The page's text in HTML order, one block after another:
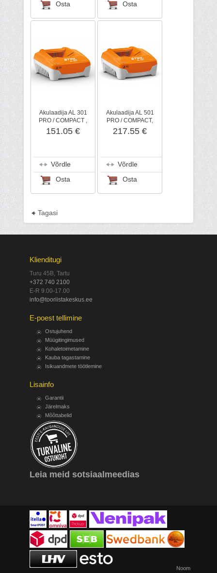
Osta Osta
Akulaadija AL 301
PRO / COMPACT ,
STIHL
151.05 €
Võrdle
Osta
Akulaadija AL 501
PRO / COMPACT,
STIHL
217.55 €
Võrdle
Osta
Tagasi
Klienditugi
Turu 45B, Tartu
+372 740 2100
E-R 9.00-17.00
info@tooriistakeskus.ee
E-poest tellimine
Ostujuhend
Müügitingimused
Kohaletoimetamine
Kauba tagastamine
Isikuandmete töötlemine
Lisainfo
Garantii
Järelmaks
Mõõttabelid
Leia meid sotsiaalmeedias
Noom